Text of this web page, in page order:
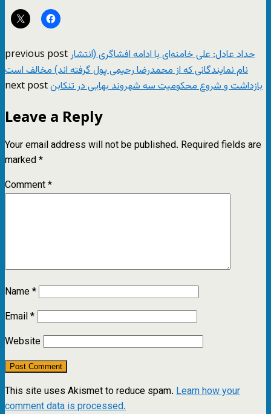
previous post حداد عادل: علی خامنه‌ای با ادامه افشاگری (انتشار
نام نمایندگانی که از محمدرضا رحیمی پول گرفته اند) مخالف است
next postبازداشت و شروع محکومیت سه شهروند بهایی در تنکابن
Leave a Reply
Your email address will not be published. Required fields are
marked*
Comment*
Name*
Email*
Website
This site uses Akismet to reduce spam. Learn how your
comment data is processed.